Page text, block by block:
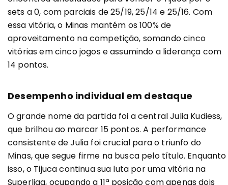
sets a 0, com parciais de 25/19, 25/14 e 25/16. Com
essa vitória, o Minas mantém os 100% de
aproveitamento na competição, somando cinco
vitórias em cinco jogos e assumindo a liderança com
14 pontos.
Desempenho individual em destaque
O grande nome da partida foi a central Julia Kudiess,
que brilhou ao marcar 15 pontos. A performance
consistente de Julia foi crucial para o triunfo do
Minas, que segue firme na busca pelo título. Enquanto
isso, o Tijuca continua sua luta por uma vitória na
Superliga, ocupando a 11ª posição com apenas dois